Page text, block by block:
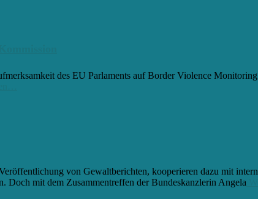
des EU Parlaments auf Border Violence
von Gewaltberichten, kooperieren dazu mit
Doch mit dem Zusammentreffen der Bundeskanzlerin Angela